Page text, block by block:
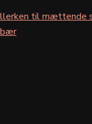
til mættende
bær